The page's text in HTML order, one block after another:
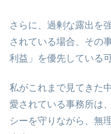
さらに、過剰な露出を
されている場合、その
利益」を優先している
私がこれまで見てきた
愛されている事務所は
シーを守りながら、無